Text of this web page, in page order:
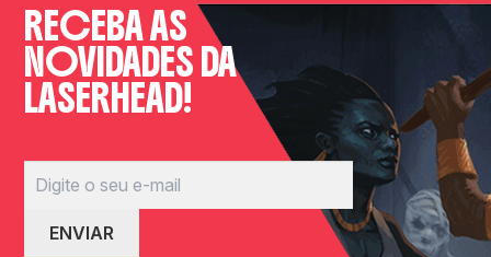
RECEBA AS
NOVIDADES DA
LASERHEAD!